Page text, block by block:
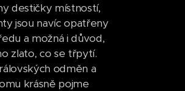
destičky místností,
jsou navíc opatřeny
a možná i důvod,
zlato, co se třpytí.
odměn a
krásně pojme